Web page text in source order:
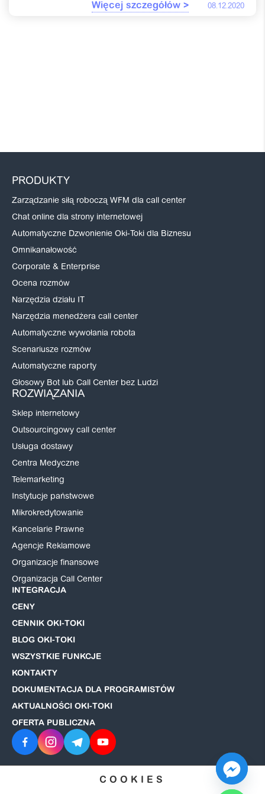
Więcej szczegółów > 08.12.2020
PRODUKTY
Zarządzanie siłą roboczą WFM dla call center
Chat online dla strony internetowej
Automatyczne Dzwonienie Oki-Toki dla Biznesu
Omnikanałowość
Corporate & Enterprise
Ocena rozmów
Narzędzia działu IT
Narzędzia menedżera call center
Automatyczne wywołania robota
Scenariusze rozmów
Automatyczne raporty
Głosowy Bot lub Call Center bez Ludzi
ROZWIĄZANIA
Sklep internetowy
Outsourcingowy call center
Usługa dostawy
Centra Medyczne
Telemarketing
Instytucje państwowe
Mikrokredytowanie
Kancelarie Prawne
Agencje Reklamowe
Organizacje finansowe
Organizacja Call Center
INTEGRACJA
CENY
CENNIK OKI-TOKI
BLOG OKI-TOKI
WSZYSTKIE FUNKCJE
KONTAKTY
DOKUMENTACJA DLA PROGRAMISTÓW
AKTUALNOŚCI OKI-TOKI
OFERTA PUBLICZNA
© 2008–2026 OKI-TOKI. Wszelkie prawa zastrzeżone.
Polityka
COOKIES